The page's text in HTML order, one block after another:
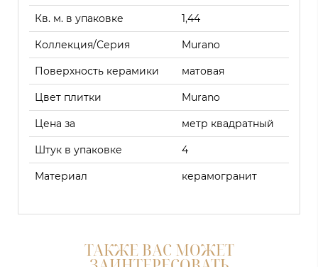
Кв. м. в упаковке 1,44
Коллекция/Серия Murano
Поверхность керамики матовая
Цвет плитки Murano
Цена за метр квадратный
Штук в упаковке 4
Материал керамогранит
ТАКЖЕ ВАС МОЖЕТ